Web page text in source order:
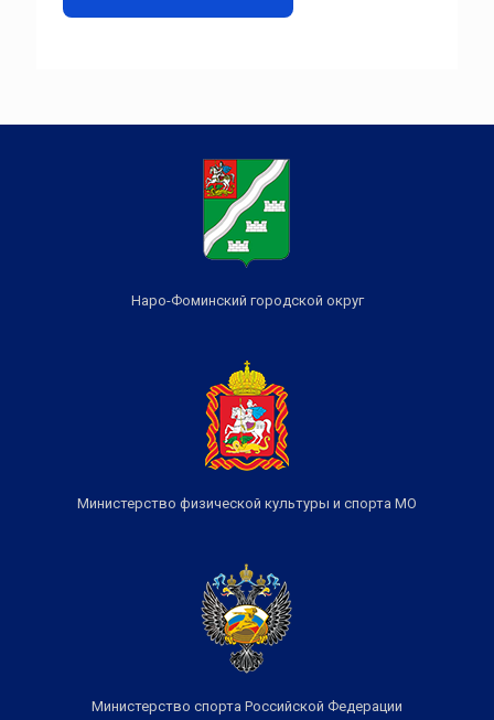
Наро-Фоминский городской округ
Министерство физической культуры и спорта МО
Министерство спорта Российской Федерации